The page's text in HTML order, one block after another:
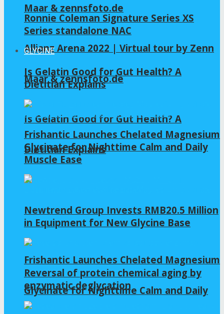
Maar & zennsfoto.de
Allianz Arena 2022 | Virtual tour by Zenn
Maar & zennsfoto.de
Is Gelatin Good for Gut Health? A
Dietitian Explains
Frishantic Launches Chelated Magnesium
Glycinate for Nighttime Calm and Daily
Ronnie Coleman Signature Series XS
Series standalone NAC
GLYCINE
Is Gelatin Good for Gut Health? A
Dietitian Explains
Frishantic Launches Chelated Magnesium
Glycinate for Nighttime Calm and Daily
Muscle Ease
Newtrend Group Invests RMB20.5 Million
in Equipment for New Glycine Base
Reversal of protein chemical aging by
enzymatic deglycation